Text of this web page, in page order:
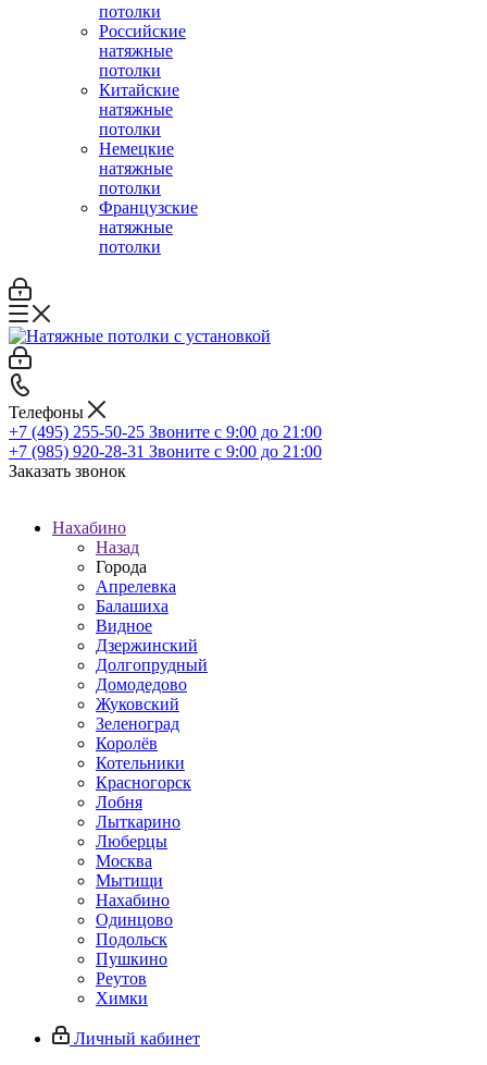
потолки
Российские
натяжные
потолки
Китайские
натяжные
потолки
Немецкие
натяжные
потолки
Французские
натяжные
потолки
Телефоны
+7 (495) 255-50-25 Звоните с 9:00 до 21:00
+7 (985) 920-28-31 Звоните с 9:00 до 21:00
Заказать звонок
Нахабино
Назад
Города
Апрелевка
Балашиха
Видное
Дзержинский
Долгопрудный
Домодедово
Жуковский
Зеленоград
Королёв
Котельники
Красногорск
Лобня
Лыткарино
Люберцы
Москва
Мытищи
Нахабино
Одинцово
Подольск
Пушкино
Реутов
Химки
Личный кабинет